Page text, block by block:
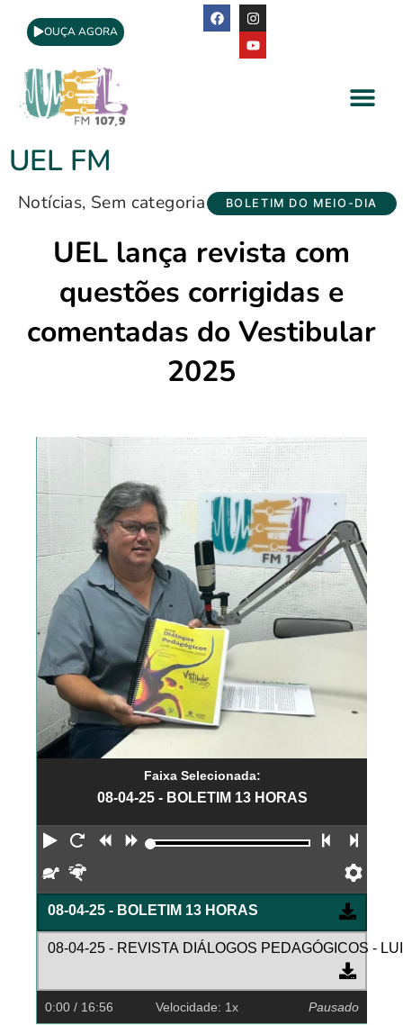
OUÇA AGORA
UEL FM
Notícias, Sem categoria BOLETIM DO MEIO-DIA
UEL lança revista com
questões corrigidas e
comentadas do Vestibular
2025
Faixa Selecionada:
08-04-25 - BOLETIM 13 HORAS
Reproduzir
Reiniciar
Retroceder
Avançar Faixa
Devagar
08-04-25 - BOLETIM 13 HORAS
08-04-25 - REVISTA DIÁLOGOS PEDAGÓGICOS -
0:00 / 16:56 Velocidade: 1x Pausado